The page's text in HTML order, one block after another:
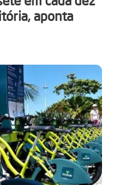
aponta